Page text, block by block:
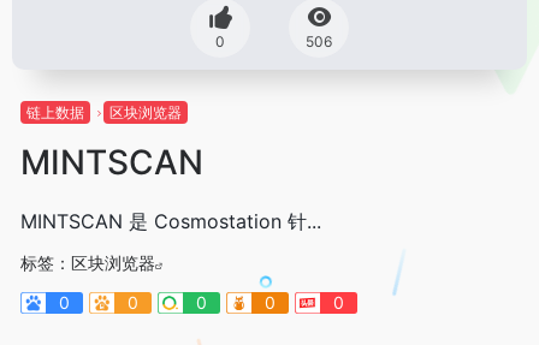
0 506
链上数据 区块浏览器
MINTSCAN
MINTSCAN 是 Cosmostation 针...
标签： 区块浏览器
0
0 0 0 0